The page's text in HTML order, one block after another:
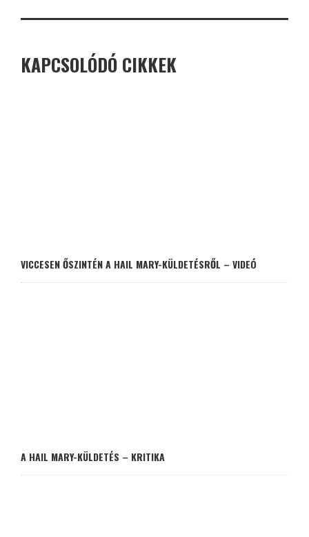
KAPCSOLÓDÓ CIKKEK
VICCESEN ŐSZINTÉN A HAIL MARY-KÜLDETÉSRŐL – VIDEÓ
A HAIL MARY-KÜLDETÉS – KRITIKA